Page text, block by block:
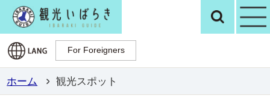
観光いばらき検
For Foreigners
For Foreigners
ホーム 観光スポット